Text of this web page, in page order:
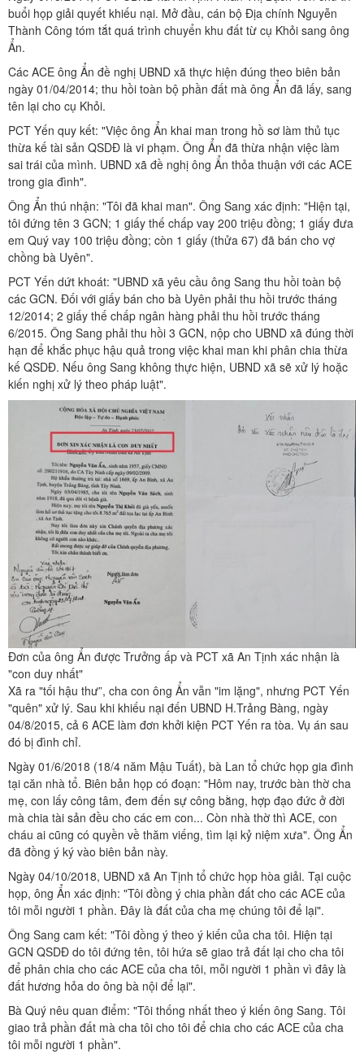
buổi họp giải quyết khiếu nại. Mở đầu, cán bộ Địa chính Nguyễn
Thành Công tóm tắt quá trình chuyển khu đất từ cụ Khỏi sang ông
Ẩn.
Các ACE ông Ẩn đề nghị UBND xã thực hiện đúng theo biên bản
ngày 01/04/2014; thu hồi toàn bộ phần đất mà ông Ẩn đã lấy, sang
tên lại cho cụ Khỏi.
PCT Yến quy kết: "Việc ông Ẩn khai man trong hồ sơ làm thủ tục
thừa kế tài sản QSDĐ là vi phạm. Ông Ẩn đã thừa nhận việc làm
sai trái của mình. UBND xã đề nghị ông Ẩn thỏa thuận với các ACE
trong gia đình".
Ông Ẩn thú nhận: "Tôi đã khai man". Ông Sang xác định: "Hiện tại,
tôi đứng tên 3 GCN; 1 giấy thế chấp vay 200 triệu đồng; 1 giấy đưa
em Quý vay 100 triệu đồng; còn 1 giấy (thửa 67) đã bán cho vợ
chồng bà Uyên".
PCT Yến dứt khoát: "UBND xã yêu cầu ông Sang thu hồi toàn bộ
các GCN. Đối với giấy bán cho bà Uyên phải thu hồi trước tháng
12/2014; 2 giấy thế chấp ngân hàng phải thu hồi trước tháng
6/2015. Ông Sang phải thu hồi 3 GCN, nộp cho UBND xã đúng thời
hạn để khắc phục hậu quả trong việc khai man khi phân chia thừa
kế QSDĐ. Nếu ông Sang không thực hiện, UBND xã sẽ xử lý hoặc
kiến nghị xử lý theo pháp luật".
Đơn của ông Ẩn được Trưởng ấp và PCT xã An Tịnh xác nhận là
"con duy nhất"
Xã ra "tối hậu thư”, cha con ông Ẩn vẫn "im lặng", nhưng PCT Yến
"quên" xử lý. Sau khi khiếu nại đến UBND H.Trảng Bàng, ngày
04/8/2015, cả 6 ACE làm đơn khởi kiện PCT Yến ra tòa. Vụ án sau
đó bị đình chỉ.
Ngày 01/6/2018 (18/4 năm Mậu Tuất), bà Lan tổ chức họp gia đình
tại căn nhà tổ. Biên bản họp có đoạn: "Hôm nay, trước bàn thờ cha
mẹ, con lấy công tâm, đem đến sự công bằng, hợp đạo đức ở đời
mà chia tài sản đều cho các em con... Còn nhà thờ thì ACE, con
cháu ai cũng có quyền về thăm viếng, tìm lại kỷ niệm xưa". Ông Ẩn
đã đồng ý ký vào biên bản này.
Ngày 04/10/2018, UBND xã An Tịnh tổ chức họp hòa giải. Tại cuộc
họp, ông Ẩn xác định: "Tôi đồng ý chia phần đất cho các ACE của
tôi mỗi người 1 phần. Đây là đất của cha mẹ chúng tôi để lại".
Ông Sang cam kết: "Tôi đồng ý theo ý kiến của cha tôi. Hiện tại
GCN QSDĐ do tôi đứng tên, tôi hứa sẽ giao trả đất lại cho cha tôi
để phân chia cho các ACE của cha tôi, mỗi người 1 phần vì đây là
đất hương hỏa do ông bà nội để lại".
Bà Quý nêu quan điểm: "Tôi thống nhất theo ý kiến ông Sang. Tôi
giao trả phần đất mà cha tôi cho tôi để chia cho các ACE của cha
tôi mỗi người 1 phần".